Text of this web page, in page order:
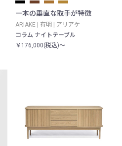
一本の垂直な取手が特徴
ARIAKE | 有明 | アリアケ
コラム ナイトテーブル
￥176,000(税込)～